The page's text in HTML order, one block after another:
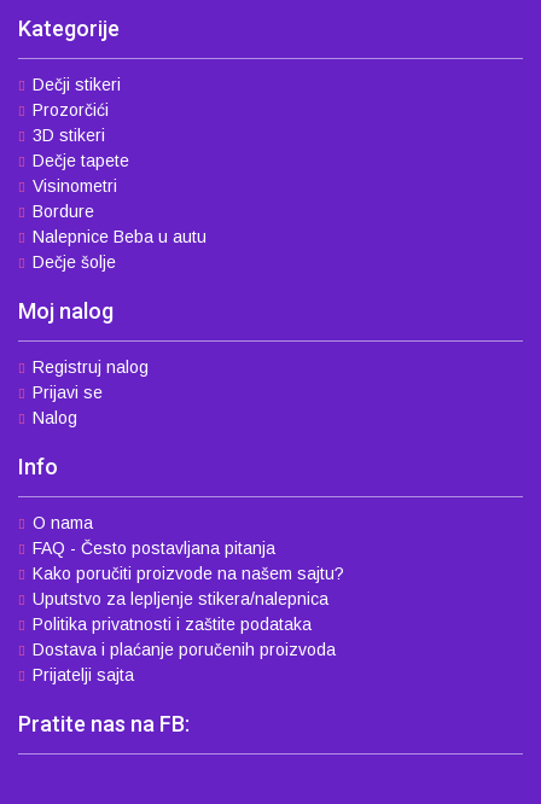
Kategorije
Dečji stikeri
Prozorčići
3D stikeri
Dečje tapete
Visinometri
Bordure
Nalepnice Beba u autu
Dečje šolje
Moj nalog
Registruj nalog
Prijavi se
Nalog
Info
O nama
FAQ - Često postavljana pitanja
Kako poručiti proizvode na našem sajtu?
Uputstvo za lepljenje stikera/nalepnica
Politika privatnosti i zaštite podataka
Dostava i plaćanje poručenih proizvoda
Prijatelji sajta
Pratite nas na FB: